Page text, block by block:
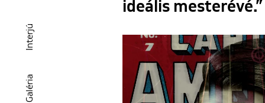
Galéria
Interjú
ideális mesterévé.”